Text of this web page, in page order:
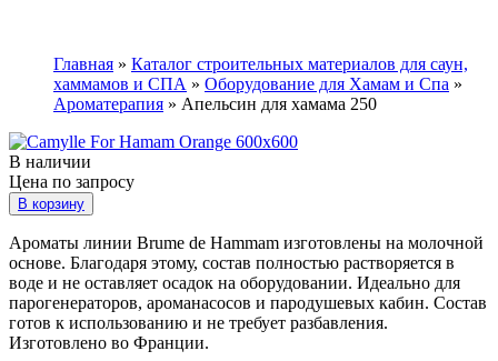
Главная » Каталог строительных материалов для саун,
хаммамов и СПА » Оборудование для Хамам и Спа »
Ароматерапия » Апельсин для хамама 250
В наличии
Цена по запросу
В корзину
Ароматы линии Brume de Hammam изготовлены на молочной
основе. Благодаря этому, состав полностью растворяется в
воде и не оставляет осадок на оборудовании. Идеально для
парогенераторов, ароманасосов и пародушевых кабин. Состав
готов к использованию и не требует разбавления.
Изготовлено во Франции.